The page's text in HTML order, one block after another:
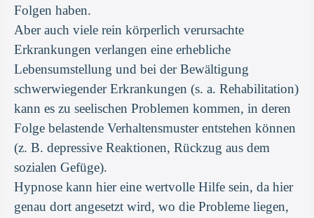
Folgen haben.
Aber auch viele rein körperlich verursachte
Erkrankungen verlangen eine erhebliche
Lebensumstellung und bei der Bewältigung
schwerwiegender Erkrankungen (s. a. Rehabilitation)
kann es zu seelischen Problemen kommen, in deren
Folge belastende Verhaltensmuster entstehen können
(z. B. depressive Reaktionen, Rückzug aus dem
sozialen Gefüge).
Hypnose kann hier eine wertvolle Hilfe sein, da hier
genau dort angesetzt wird, wo die Probleme liegen,